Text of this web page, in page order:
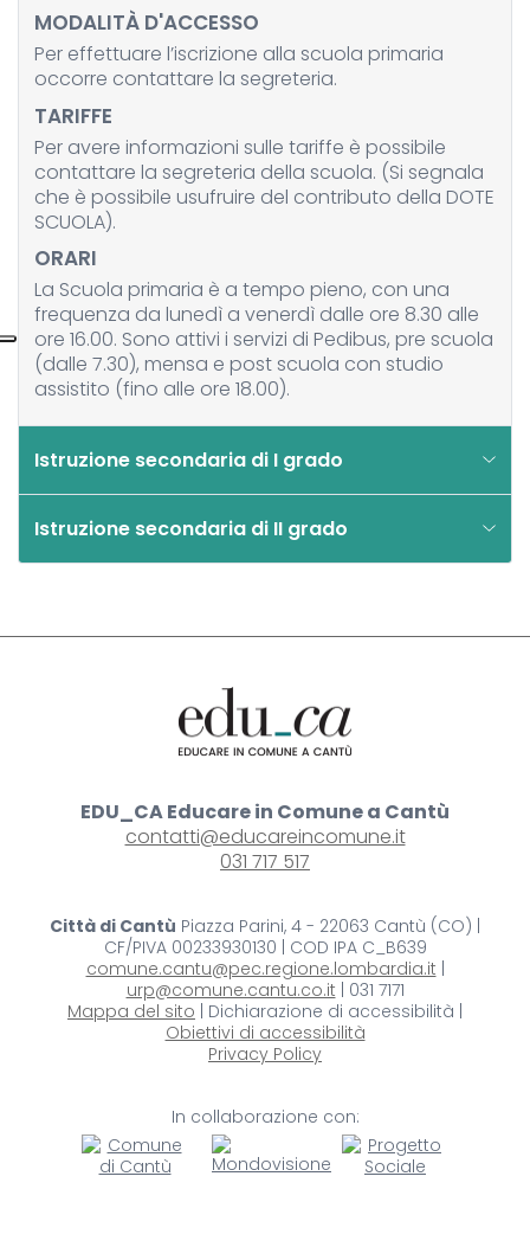
MODALITÀ D'ACCESSO
Per effettuare l’iscrizione alla scuola primaria
occorre contattare la segreteria.
TARIFFE
Per avere informazioni sulle tariffe è possibile
contattare la segreteria della scuola. (Si segnala
che è possibile usufruire del contributo della DOTE
SCUOLA).
ORARI
La Scuola primaria è a tempo pieno, con una
frequenza da lunedì a venerdì dalle ore 8.30 alle
ore 16.00. Sono attivi i servizi di Pedibus, pre scuola
(dalle 7.30), mensa e post scuola con studio
assistito (fino alle ore 18.00).
Istruzione secondaria di I grado
Istruzione secondaria di II grado
EDU_CA Educare in Comune a Cantù
contatti@educareincomune.it
031 717 517
Città di Cantù Piazza Parini, 4 - 22063 Cantù (CO) |
CF/PIVA 00233930130 | COD IPA C_B639
comune.cantu@pec.regione.lombardia.it
urp@comune.cantu.co.it | 031 7171
Mappa del sito | Dichiarazione di accessibilità |
Obiettivi di accessibilità
Privacy Policy
In collaborazione con: